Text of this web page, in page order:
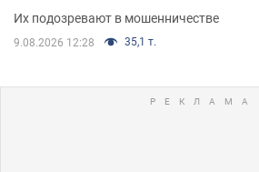
Их подозревают в мошенничестве
9.08.2026 12:28 35,1 т.